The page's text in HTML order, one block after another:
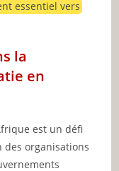
essentiel vers
la
en
est un défi
des organisations